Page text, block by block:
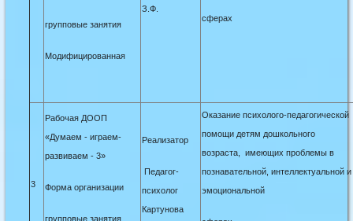
групповые занятия
Модифицированная
З.Ф.
сферах
3
Рабочая ДООП
«Думаем - играем-
развиваем - 3»
Форма организации
групповые занятия
Реализатор
Педагог-
психолог
Картунова
Оказание психолого-педагогической
помощи детям дошкольного
возраста, имеющих проблемы в
познавательной, интеллектуальной и
эмоциональной